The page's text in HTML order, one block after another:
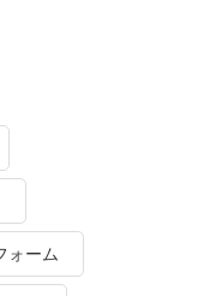
ォーム